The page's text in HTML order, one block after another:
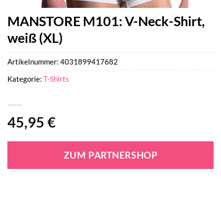
MANSTORE M101: V-Neck-Shirt,
weiß (XL)
45,95 €
ZUM PARTNERSHOP
Artikelnummer: 4031899417682
Kategorie: T-Shirts